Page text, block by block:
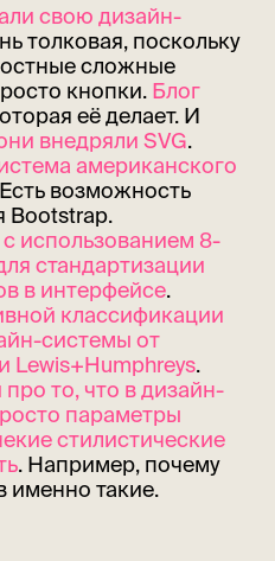
свою дизайн-
толковая, поскольку
сложные
кнопки. Блог
её делает. И
внедряли SVG.
американского
возможность
Bootstrap.
использованием 8-
стандартизации
в интерфейсе.
классификации
системы от
Lewis+Humphreys.
то, что в дизайн-
параметры
стилистические
. Например, почему
именно такие.